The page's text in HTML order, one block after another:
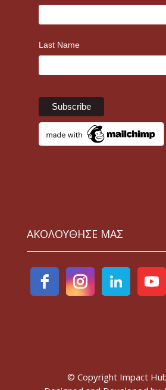
Last Name
ΑΚΟΛΟΥΘΗΣΕ ΜΑΣ
© Copyright Impact